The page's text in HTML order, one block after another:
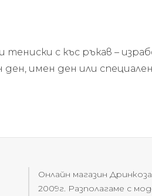
тениски с къс ръкав –
ден, имен ден или
Онлайн магазин
2009г. Разполагаме с